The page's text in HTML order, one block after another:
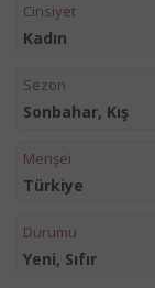
Cinsiyet
Kadın
Sezon
Sonbahar, Kış
Menşei
Türkiye
Durumu
Yeni, Sıfır